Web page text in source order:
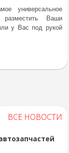
универсальное
разместить Ваши
у Вас под рукой
ВСЕ НОВОСТИ